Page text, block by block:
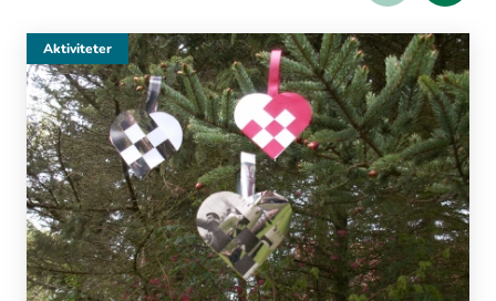
Aktiviteter